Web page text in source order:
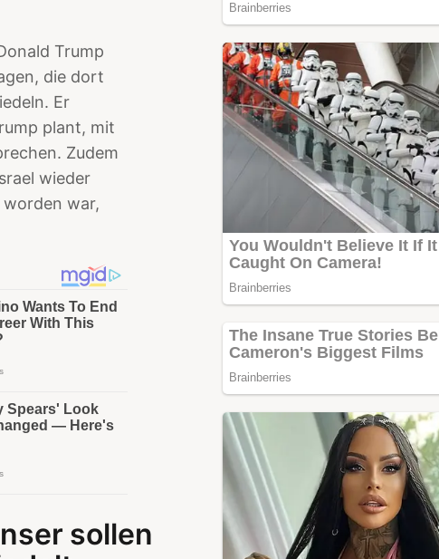
Trump
die dort
Er
plant, mit
Zudem
wieder
war,
sollen